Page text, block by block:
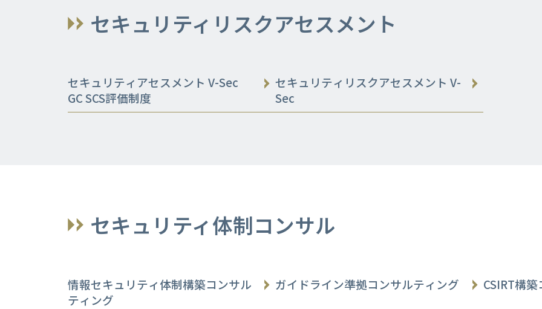
セキュリティリスクアセスメント
セキュリティアセスメント V-Sec
GC SCS評価制度
セキュリティリスクアセスメント V-
Sec
セキュリティ体制コンサル
情報セキュリティ体制構築コンサル
ティング
ガイドライン準拠コンサルティング CSIRT構